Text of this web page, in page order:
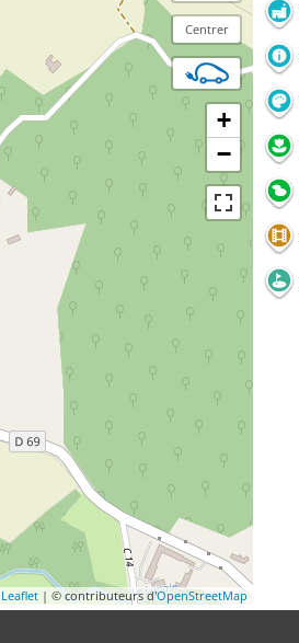
Centrer
+
−
Leaflet | © contributeurs d'OpenStreetMap